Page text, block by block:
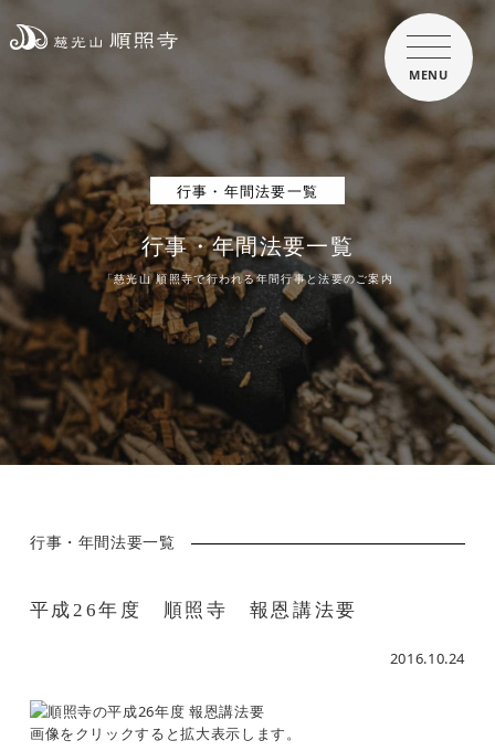
MENU
行事・年間法要一覧
行事・年間法要一覧
「慈光山 順照寺で行われる年間行事と法要のご案内
行事・年間法要一覧
平成26年度 順照寺 報恩講法要
2016.10.24
画像をクリックすると拡大表示します。